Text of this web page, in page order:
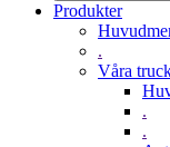
Produkter
.
Våra
.
.